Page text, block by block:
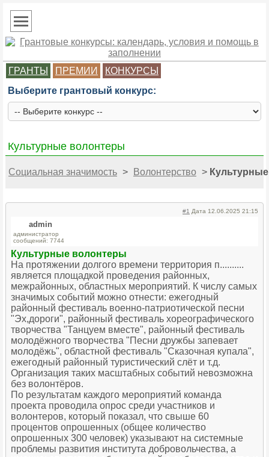
ГРАНТЫ ПРЕМИИ
КОНКУРСЫ
Выберите грантовый конкурс:
Культурные волонтеры
Социальная значимость > Волонтерство >
#1 Дата 12.06.2025 21:15
admin
администратор
сообщений: 7744
Культурные волонтеры
На протяжении долгого времени территория п..........
является площадкой проведения районных,
межрайонных, областных мероприятий. К числу самых
значимых событий можно отнести: ежегодный
районный фестиваль военно-патриотической песни
"Эх,дороги", районный фестиваль хореографического
творчества "Танцуем вместе", районный фестиваль
молодёжного творчества "Песни дружбы запевает
молодёжь", областной фестиваль "Сказочная купала",
ежегодный районный туристический слёт и т.д.
Организация таких масштабных событий невозможна
без волонтёров.
По результатам каждого мероприятий команда
проекта проводила опрос среди участников и
волонтеров, который показал, что свыше 60
процентов опрошенных (общее количество
опрошенных 300 человек) указывают на системные
проблемы развития института добровольчества, а